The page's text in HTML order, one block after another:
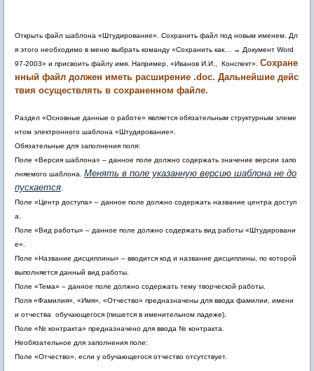
Открыть файл шаблона «Штудирование». Сохранить файл под новым именем. Дл
я этого необходимо в меню выбрать команду «Сохранить как… → Документ Word
97-2003» и присвоить файлу имя. Например, «Иванов И.И., Конспект». Сохране
нный файл должен иметь расширение .doc. Дальнейшие дейс
твия осуществлять в сохраненном файле.
Раздел «Основные данные о работе» является обязательным структурным элеме
нтом электронного шаблона «Штудирование».
Обязательные для заполнения поля:
Поле «Версия шаблона» – данное поле должно содержать значение версии запо
лняемого шаблона. Менять в поле указанную версию шаблона не до
пускается
Поле «Центр доступа» – данное поле должно содержать название центра доступ
а.
Поле «Вид работы» – данное поле должно содержать вид работы «Штудировани
е».
Поле «Название дисциплины» – вводится код и название дисциплины, по которой
выполняется данный вид работы.
Поле «Тема» – данное поле должно содержать тему творческой работы.
Поля «Фамилия», «Имя», «Отчество» предназначены для ввода фамилии, имени
и отчества обучающегося (пишется в именительном падеже).
Поле «№ контракта» предназначено для ввода № контракта.
Необязательное для заполнения поле:
Поле «Отчество», если у обучающегося отчество отсутствует.